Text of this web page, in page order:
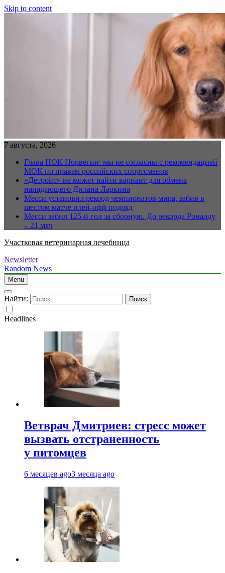
Skip to content
7 августа, 2026
Глава НОК Норвегии: мы не согласны с рекомендацией
МОК по правам российских спортсменов
«Детройт» не может найти вариант для обмена
нападающего Дилана Ларкина
Месси установил рекорд чемпионатов мира, забив в
шестом матче плей‑офф подряд
Месси забил 125-й гол за сборную. До рекорда Роналду
– 21 мяч
Участковая ветеринарная лечебница
Newsletter
Random News
Menu
Найти:
Headlines
Ветврач Дмитриев: стресс может
вызвать отстраненность
у питомцев
6 месяцев ago3 месяца ago